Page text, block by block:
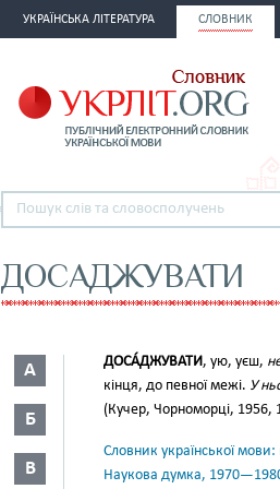
УКРАЇНСЬКА ЛІТЕРАТУРА СЛОВНИК
ДОСАДЖУВАТИ
А
Б
В
ДОСА́ДЖУВАТИ, ую, уєш,
кінця, до певної межі. У
(Кучер, Чорноморці, 1956,
Словник української
Наукова думка,